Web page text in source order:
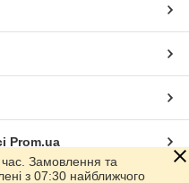
Prom.ua
Замовлення та
з 07:30 найближчого